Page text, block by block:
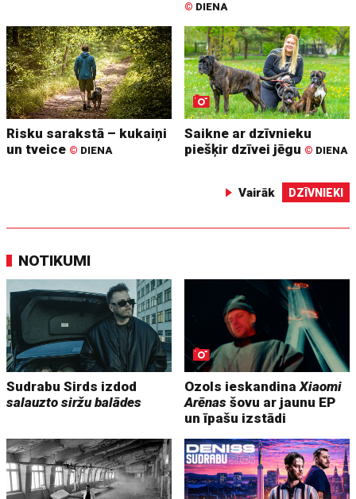
© DIENA
Risku sarakstā – kukaiņi
un tveice © DIENA
Saikne ar dzīvnieku
piešķir dzīvei jēgu © DIENA
Vairāk DZĪVNIEKI
NOTIKUMI
Sudrabu Sirds izdod
salauzto siržu balādes
Ozols ieskandinaXiaomi
Arēnas šovu ar jaunu EP
un īpašu izstādi